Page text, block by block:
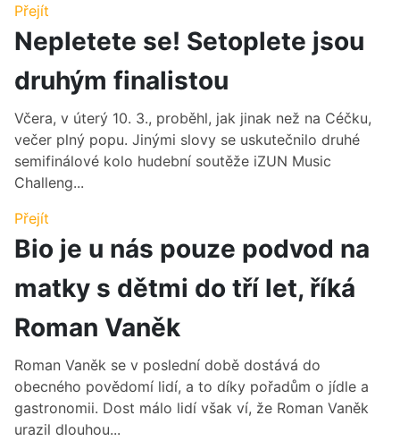
Přejít
Nepletete se! Setoplete jsou
druhým finalistou
Včera, v úterý 10. 3., proběhl, jak jinak než na Céčku,
večer plný popu. Jinými slovy se uskutečnilo druhé
semifinálové kolo hudební soutěže iZUN Music
Challeng...
Přejít
Bio je u nás pouze podvod na
matky s dětmi do tří let, říká
Roman Vaněk
Roman Vaněk se v poslední době dostává do
obecného povědomí lidí, a to díky pořadům o jídle a
gastronomii. Dost málo lidí však ví, že Roman Vaněk
urazil dlouhou...